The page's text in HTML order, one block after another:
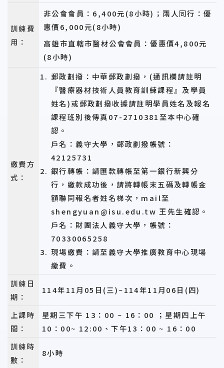
訓練費
用：
非公會會員：6,400元(8小時)；兩人同行：優
惠價6,000元(8小時)
高雄市直轄市醫材公會會員：優惠價4,800元
(8小時)
繳費方
式：
郵政劃撥：中華郵政劃撥，(通訊欄請註明
『醫療器材技術人員教育訓練課程』及學員
姓名)或郵政劃撥收據請註明學員姓名及報名
課程班別後傳真07-2710381至本中心確
認。
戶名：義守大學，郵政劃撥帳號：
42125731
銀行轉帳：請匯款轉帳至第一銀行新興分
行，繳款成功後，請將轉帳末五碼及轉帳金
額聯同報名者姓名梯次，mail至
shengyuan@isu.edu.tw 王先生確認。
戶名：財團法人義守大學，帳號：
70330065258
現場繳費：請至義守大學推廣教育中心現場
繳費。
訓練日
期：
114年11月05日(三)~114年11月06日(四)
上課時
間：
星期三下午 13：00 ~ 16：00 ；星期四上午
10：00~ 12:00、下午13 ：00 ~ 16：00
訓練時
數：
8小時